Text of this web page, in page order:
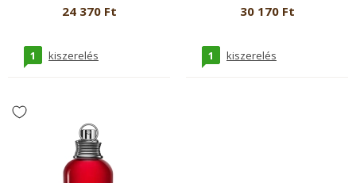
24 370 Ft
1 kiszerelés
30 170 Ft
1 kiszerelés